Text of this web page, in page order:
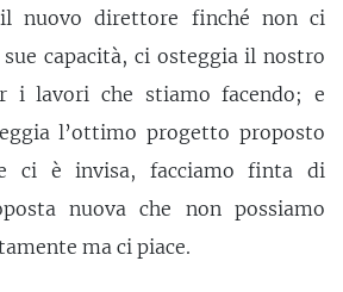
nuovo direttore finché non ci
capacità, ci osteggia il nostro
i lavori che stiamo facendo; e
l’ottimo progetto proposto
ci è invisa, facciamo finta di
nuova che non possiamo
ma ci piace.